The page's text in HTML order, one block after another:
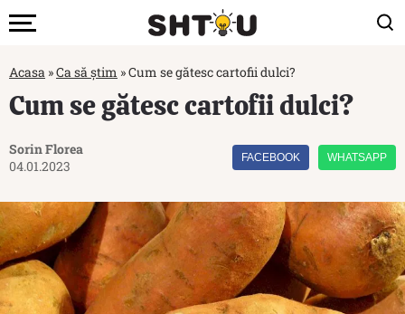
Acasa »Ca să știm »Cum se gătesc cartofii dulci?
Cum se gătesc cartofii dulci?
Sorin Florea
04.01.2023
FACEBOOK WHATSAPP